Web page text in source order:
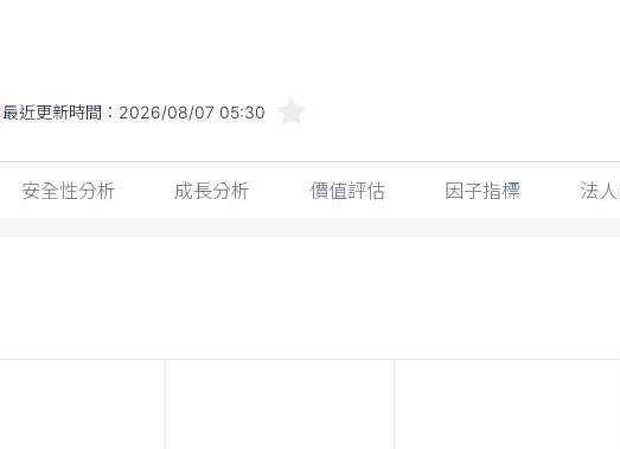
最近更新時間： 2026/08/07 05:30
安全性分析 成長分析 價值評估 因子指標 法